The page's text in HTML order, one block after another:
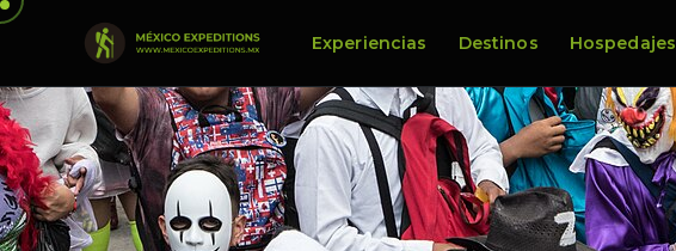
Experiencias Destinos Hospedajes